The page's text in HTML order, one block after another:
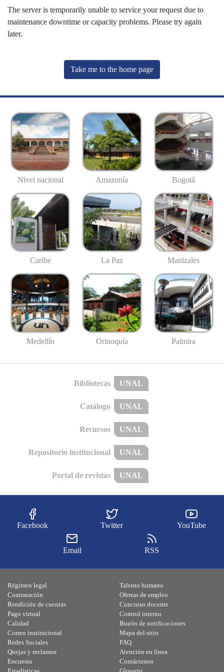
The server is temporarily unable to service your request due to
maintenance downtime or capacity problems. Please try again
later.
Take me to the home page
Nivel nacional Amazonía Bogotá
Caribe La Paz Manizales
Medellín Orinoquía Palmira
Bibliotecas UNAL
Catálogo UNAL
Recursos UNAL
Repositorio institucional UNAL
Portal de revistas UNAL
Facebook Twitter YouTube
Email RSS
Régimen legal
Contratación
Rendición de cuentas
Pago virtual
Calidad
Talento humano
Ofertas de empleo
Concurso docente
Control interno
Buzón de notificaciones
Correo institucional
Redes Sociales
Quejas y reclamos
Encuesta
Mapa del sitio
FAQ
Atención en línea
Contáctenos